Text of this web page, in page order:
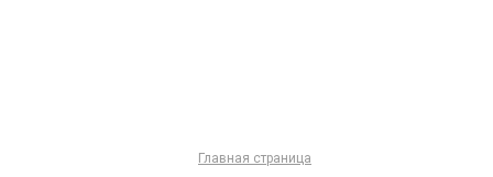
Главная страница